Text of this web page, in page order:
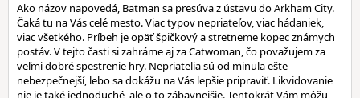
Ako názov napovedá, Batman sa presúva z ústavu do Arkham City.
Čaká tu na Vás celé mesto. Viac typov nepriateľov, viac hádaniek,
viac všetkého. Príbeh je opäť špičkový a stretneme kopec známych
postáv. V tejto časti si zahráme aj za Catwoman, čo považujem za
veľmi dobré spestrenie hry. Nepriatelia sú od minula ešte
nebezpečnejší, lebo sa dokážu na Vás lepšie pripraviť. Likvidovanie
nie je také jednoduché, ale o to zábavnejšie. Tentokrát Vám môžu